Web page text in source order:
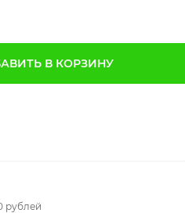
В КОРЗИНУ
рублей